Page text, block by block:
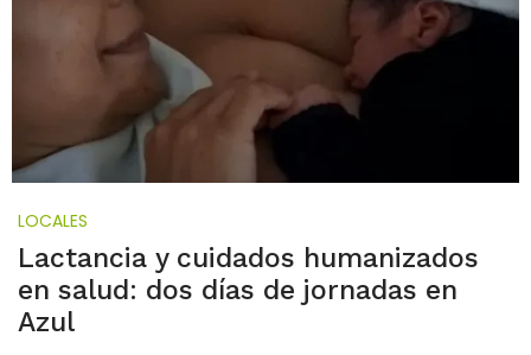
LOCALES
Lactancia y cuidados humanizados
en salud: dos días de jornadas en
Azul